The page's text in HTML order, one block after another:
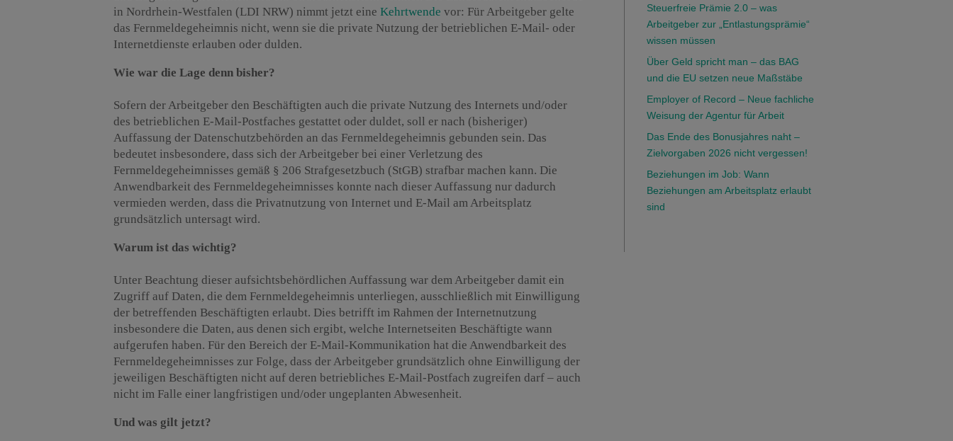
in Nordrhein-Westfalen (LDI NRW) nimmt jetzt eine Kehrtwende vor: Für Arbeitgeber gelte
das Fernmeldegeheimnis nicht, wenn sie die private Nutzung der betrieblichen E-Mail- oder
Internetdienste erlauben oder dulden.
Wie war die Lage denn bisher?
Sofern der Arbeitgeber den Beschäftigten auch die private Nutzung des Internets und/oder
des betrieblichen E-Mail-Postfaches gestattet oder duldet, soll er nach (bisheriger)
Auffassung der Datenschutzbehörden an das Fernmeldegeheimnis gebunden sein. Das
bedeutet insbesondere, dass sich der Arbeitgeber bei einer Verletzung des
Fernmeldegeheimnisses gemäß § 206 Strafgesetzbuch (StGB) strafbar machen kann. Die
Anwendbarkeit des Fernmeldegeheimnisses konnte nach dieser Auffassung nur dadurch
vermieden werden, dass die Privatnutzung von Internet und E-Mail am Arbeitsplatz
grundsätzlich untersagt wird.
Warum ist das wichtig?
Unter Beachtung dieser aufsichtsbehördlichen Auffassung war dem Arbeitgeber damit ein
Zugriff auf Daten, die dem Fernmeldegeheimnis unterliegen, ausschließlich mit Einwilligung
der betreffenden Beschäftigten erlaubt. Dies betrifft im Rahmen der Internetnutzung
insbesondere die Daten, aus denen sich ergibt, welche Internetseiten Beschäftigte wann
aufgerufen haben. Für den Bereich der E-Mail-Kommunikation hat die Anwendbarkeit des
Fernmeldegeheimnisses zur Folge, dass der Arbeitgeber grundsätzlich ohne Einwilligung der
jeweiligen Beschäftigten nicht auf deren betriebliches E-Mail-Postfach zugreifen darf – auch
nicht im Falle einer langfristigen und/oder ungeplanten Abwesenheit.
Und was gilt jetzt?
Steuerfreie Prämie 2.0 – was
Arbeitgeber zur „Entlastungsprämie“
wissen müssen
Über Geld spricht man – das BAG
und die EU setzen neue Maßstäbe
Employer of Record – Neue fachliche
Weisung der Agentur für Arbeit
Das Ende des Bonusjahres naht –
Zielvorgaben 2026 nicht vergessen!
Beziehungen im Job: Wann
Beziehungen am Arbeitsplatz erlaubt
sind